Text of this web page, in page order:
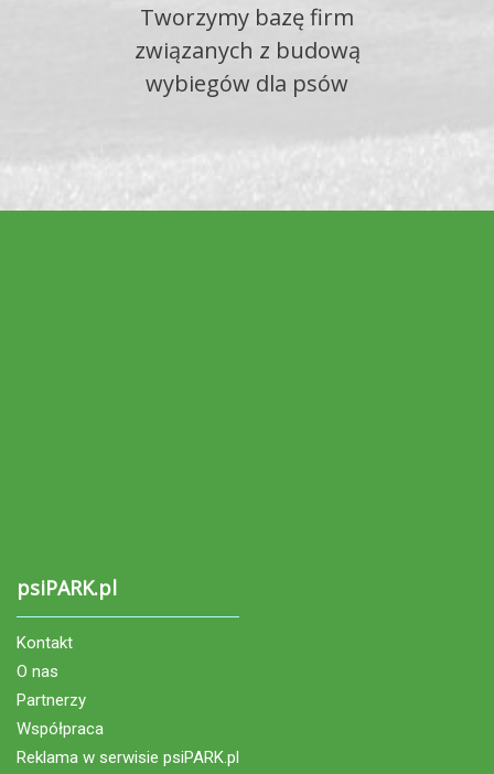
Tworzymy bazę firm
związanych z budową
wybiegów dla psów
psiPARK.pl
Kontakt
O nas
Partnerzy
Współpraca
Reklama w serwisie psiPARK.pl